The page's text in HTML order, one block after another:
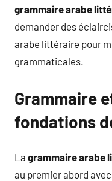
grammaire arabe
demander des
arabe littéraire pour
grammaticales.
Grammaire
fondations
La grammaire arabe
au premier abord